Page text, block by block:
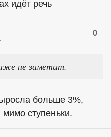
идёт речь
0
не заметит.
больше 3%,
ступеньки.